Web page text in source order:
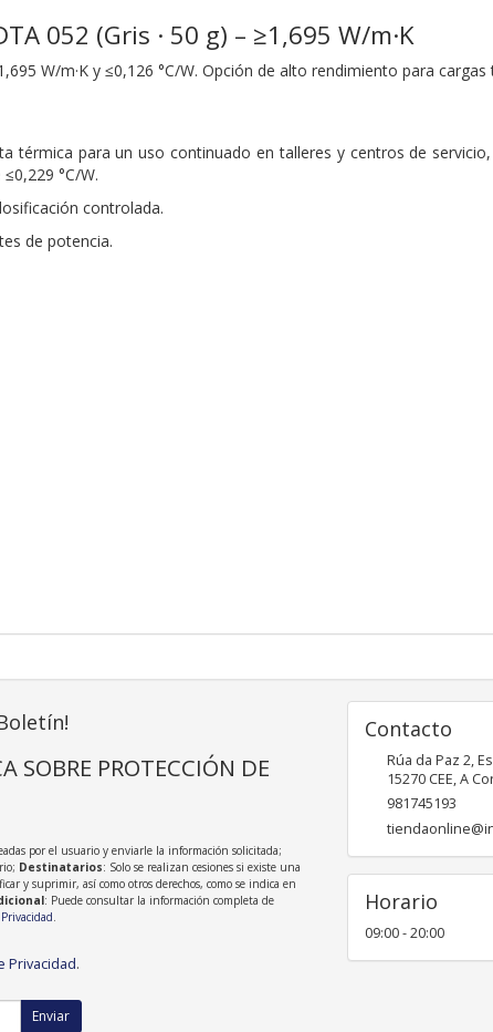
052 (Gris · 50 g) – ≥1,695 W/m·K
W/m·K y ≤0,126 °C/W. Opción de alto rendimiento para cargas
térmica para un uso continuado en talleres y centros de
°C/W.
controlada.
de potencia.
SOBRE PROTECCIÓN DE
por el usuario y enviarle la información solicitada;
Destinatarios: Solo se realizan cesiones si existe una
y suprimir, así como otros derechos, como se indica en
: Puede consultar la información completa de
.
Privacidad.
Enviar
Contacto
Rúa da Paz 2,
15270 CEE,A
981745193
Horario
09:00 - 20:00